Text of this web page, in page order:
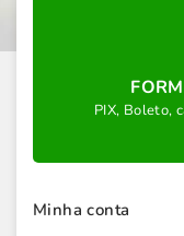
PIX, Boleto,
Minha conta